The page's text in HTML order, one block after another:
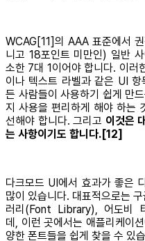
WCAG[11]의 AAA 표준에서
니고 18포인트 미만인) 일반
소한 7대 1이어야 합니다. 이러
이나 텍스트 라벨과 같은 UI
든 사람들이 사용하기 쉽게 만
지 사용을 편리하게 해야 하는
선해야 합니다. 그리고 이것은
는 사항이기도 합니다.[12]
다크모드 UI에서 효과가 좋은
많이 있습니다. 대표적으로는
러리(Font Library), 어도비
데, 이런 곳에서는 애플리케이
양한 폰트들을 쉽게 찾을 수 있